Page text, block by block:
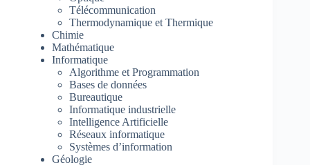
Télécommunication
Thermodynamique et Thermique
Chimie
Mathématique
Informatique
Algorithme et Programmation
Bases de données
Bureautique
Informatique industrielle
Intelligence Artificielle
Réseaux informatique
Systèmes d’information
Géologie